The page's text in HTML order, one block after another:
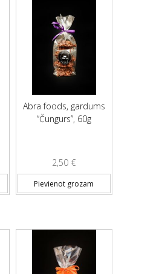
Abra foods, gardums
“Čungurs”, 60g
2,50 €
Pievienot grozam